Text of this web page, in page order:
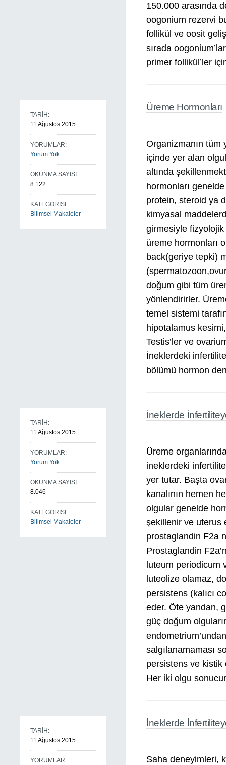
150.000 arasında
oogonium rezervi
follikül ve oosit
sırada
primer follikül’ler
TARİH:
11 Ağustos 2015
YORUMLAR:
Yorum Yok
OKUNMA SAYISI:
8.122
KATEGORİSİ:
Bilimsel Makaleler
Üreme Hormonları
Organizmanın tüm
içinde yer alan
altında
hormonları
protein, steroid ya
kimyasal
girmesiyle
üreme hormonları
back(geriye tepki)
doğum gibi tüm
yönlendirirler.
temel sistemi
hipotalamus
Testis’ler ve
İneklerdeki
bölümü hormon
TARİH:
11 Ağustos 2015
YORUMLAR:
Yorum Yok
OKUNMA SAYISI:
8.046
KATEGORİSİ:
Bilimsel Makaleler
İneklerde
Üreme
ineklerdeki
yer tutar. Başta
kanalının hemen
olgular genelde
şekillenir ve uterus
prostaglandin F2a
Prostaglandin
luteum periodicum
luteolize olamaz,
persistens (kalıcı
eder. Öte yandan,
güç doğum
salgılanamaması
persistens ve kistik
Her iki olgu
TARİH:
11 Ağustos 2015
YORUMLAR:
İneklerde
Saha deneyimleri,